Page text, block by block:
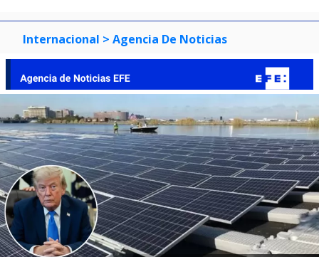
Internacional > Agencia De Noticias